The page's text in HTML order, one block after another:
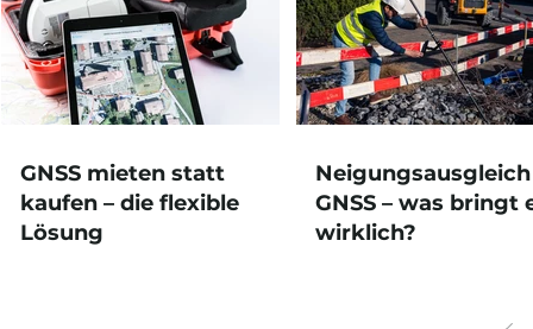
GNSS mieten statt
kaufen – die flexible
Lösung
GNSS – was bringt
wirklich?